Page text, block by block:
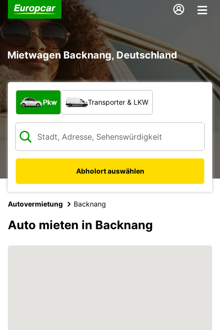
Mietwagen Backnang, Deutschland
Welche Art von Fahrzeug?
Pkw Transporter & LKW
Abholort auswählen
Autovermietung Backnang
Auto mieten in Backnang